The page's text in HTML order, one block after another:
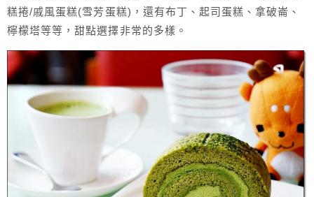
糕捲/戚風蛋糕(雪芳蛋糕)，還有布丁、起司蛋糕、拿破崙、
檸檬塔等等，甜點選擇非常的多樣。